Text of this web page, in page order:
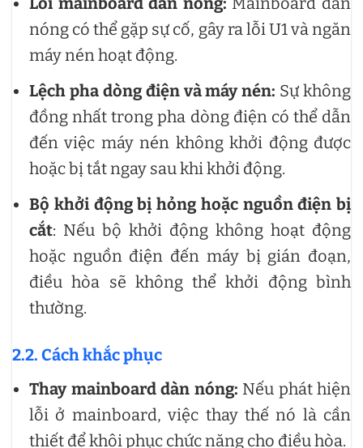
nóng có thể gặp sự cố, gây ra lỗi U1 và ngăn
máy nén hoạt động.
Lệch pha dòng điện và máy nén: Sự không
đồng nhất trong pha dòng điện có thể dẫn
đến việc máy nén không khởi động được
hoặc bị tắt ngay sau khi khởi động.
Bộ khởi động bị hỏng hoặc nguồn điện bị
cắt: Nếu bộ khởi động không hoạt động
hoặc nguồn điện đến máy bị gián đoạn,
điều hòa sẽ không thể khởi động bình
thường.
2.2. Cách khắc phục
Thay mainboard dàn nóng: Nếu phát hiện
lỗi ở mainboard, việc thay thế nó là cần
thiết để khôi phục chức năng cho điều hòa.